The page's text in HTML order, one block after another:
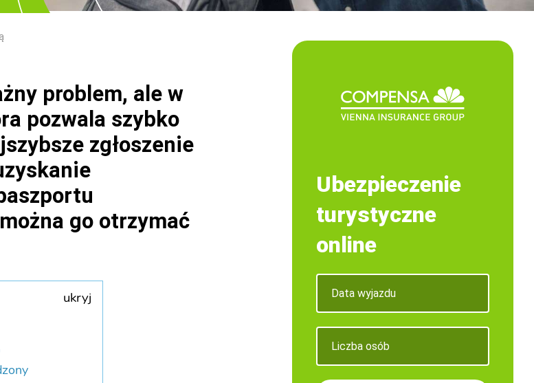
Ubezpieczenie
turystyczne
online
problem, ale w
pozwala szybko
zgłoszenie
go otrzymać
ukryj